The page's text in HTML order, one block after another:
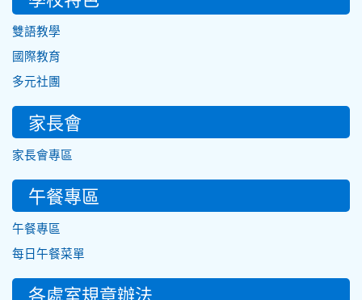
雙語教學
國際教育
多元社團
家長會
家長會專區
午餐專區
午餐專區
每日午餐菜單
各處室規章辦法